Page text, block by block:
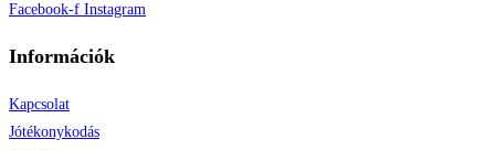
Facebook-f Instagram
Információk
Kapcsolat
Jótékonykodás